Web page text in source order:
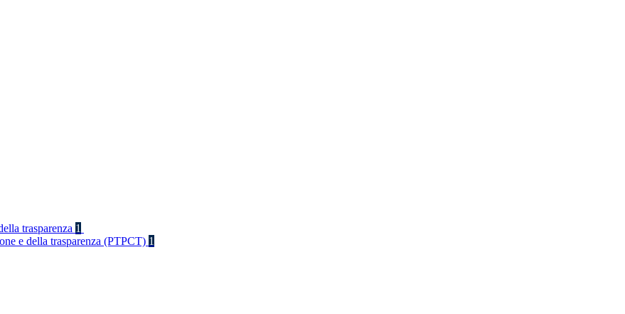
trasparenza 1
e della trasparenza (PTPCT) 1